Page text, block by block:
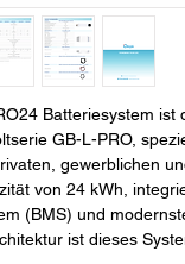
Batteriesystem ist
GB-L-PRO,
gewerblichen
von 24 kWh,
(BMS) und
ist dieses